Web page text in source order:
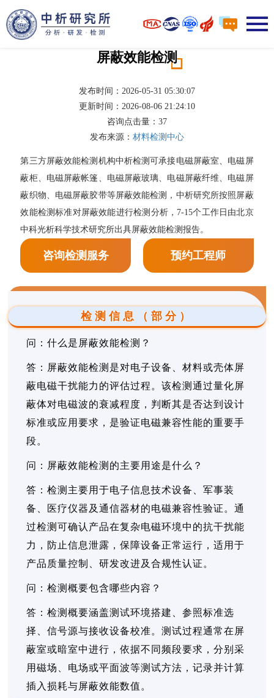
屏蔽效能检测
发布时间：2026-05-31 05:30:07
更新时间：2026-08-06 21:24:10
咨询点击量： 37
发布来源： 材料检测中心
第三方屏蔽效能检测机构中析检测可承接电磁屏蔽室、电磁屏
蔽柜、电磁屏蔽帐篷、电磁屏蔽玻璃、电磁屏蔽纤维、电磁屏
蔽织物、电磁屏蔽胶带等屏蔽效能检测，中析研究所按照屏蔽
效能检测标准对屏蔽效能进行检测分析，7-15个工作日由北京
中科光析科学技术研究所出具屏蔽效能检测报告。
咨询检测服务 预约工程师
检测信息（部分）
问：什么是屏蔽效能检测？
答：屏蔽效能检测是对电子设备、材料或壳体屏
蔽电磁干扰能力的评估过程。该检测通过量化屏
蔽体对电磁波的衰减程度，判断其是否达到设计
标准或应用要求，是验证电磁兼容性能的重要手
段。
问：屏蔽效能检测的主要用途是什么？
答：检测主要用于电子信息技术设备、军事装
备、医疗仪器及通信器材的电磁兼容性验证。通
过检测可确认产品在复杂电磁环境中的抗干扰能
力，防止信息泄露，保障设备正常运行，适用于
产品质量控制、研发改进及合规性认证。
问：检测概要包含哪些内容？
答：检测概要涵盖测试环境搭建、参照标准选
择、信号源与接收设备校准。测试过程通常在屏
蔽室或暗室中进行，依据不同频段要求，分别采
用磁场、电场或平面波等测试方法，记录并计算
插入损耗与屏蔽效能数值。